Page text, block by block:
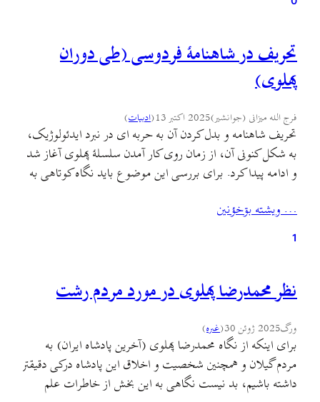
تحریف در شاهنامهٔ فردوسی (طی دوران
پهلوی)
فرج الله میزانی (جوانشیر)2025 اکتبر 13 (ادبيات)
تحریف شاهنامه و بدل کردن آن به حربه ای در نبرد ایدئولوژیک،
به شکل کنونی آن، از زمان روی کار آمدن سلسلهٔ پهلوی آغاز شد
و ادامه پیدا کرد. برای بررسی این موضوع باید نگاه کوتاهی به
سلسله بیاندازیم. کودتای سوم اسفند نقطهٔ پایانی بود…
… ويشته بۊخؤنين
1
نظر محمدرضا پهلوی در مورد مردم رشت
ورگ2025 ژوئن 30 (غىره)
برای اینکه از نگاه محمدرضا پهلوی (آخرین پادشاه ایران) به
مردم گیلان و همچنین شخصیت و اخلاق این پادشاه درکی دقیقتر
داشته باشیم، بد نیست نگاهی به این بخش از خاطرات علم